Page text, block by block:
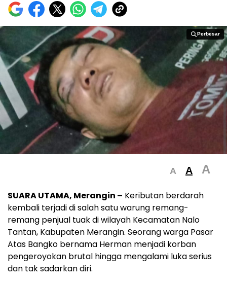
Perbesar
Perbesar
A A A
SUARA UTAMA, Merangin – Keributan berdarah
kembali terjadi di salah satu warung remang-
remang penjual tuak di wilayah Kecamatan Nalo
Tantan, Kabupaten Merangin. Seorang warga Pasar
Atas Bangko bernama Herman menjadi korban
pengeroyokan brutal hingga mengalami luka serius
dan tak sadarkan diri.